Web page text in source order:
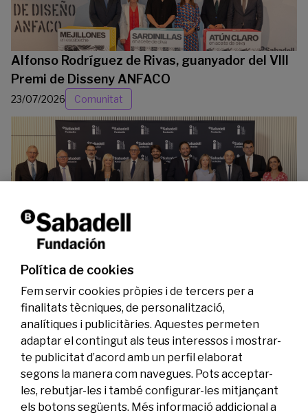
Alfonso Rodríguez de Rivas, guanyador del VIII
Premi de Disseny ANFACO
23/07/2026 Comunitat
La Fundació Banc Sabadell reconeix a dos
investigadors en els àmbits de l’edició del
genoma i l’energia neta
Legal Activitat Social
Política de cookies
Fem servir cookies pròpies i de tercers per a
finalitats tècniques, de personalització,
analítiques i publicitàries. Aquestes permeten
adaptar el contingut als teus interessos i mostrar-
te publicitat d’acord amb un perfil elaborat
segons la manera com navegues. Pots acceptar-
les, rebutjar-les i també configurar-les mitjançant
els botons següents. Més informació addicional a